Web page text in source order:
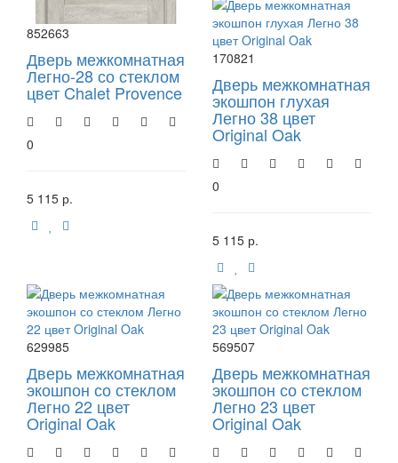
852663
Дверь межкомнатная
Легно-28 со стеклом
цвет Chalet Provence
0
5 115 р.
170821
Дверь межкомнатная
экошпон глухая
Легно 38 цвет
Original Oak
0
5 115 р.
629985
Дверь межкомнатная
экошпон со стеклом
Легно 22 цвет
Original Oak
569507
Дверь межкомнатная
экошпон со стеклом
Легно 23 цвет
Original Oak